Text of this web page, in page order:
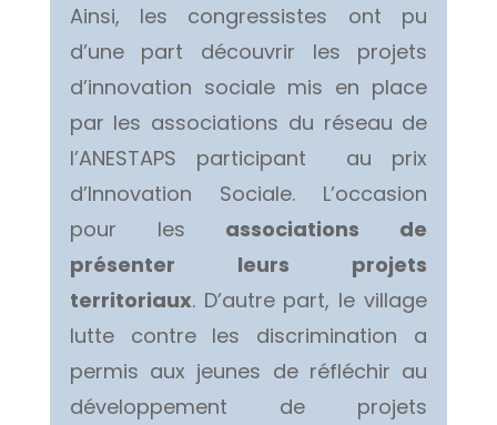
Ainsi, les congressistes ont pu
d’une part découvrir les projets
d’innovation sociale mis en place
par les associations du réseau de
l’ANESTAPS participant au prix
d’Innovation Sociale. L’occasion
pour les associations de
présenter leurs projets
territoriaux. D’autre part, le village
lutte contre les discrimination a
permis aux jeunes de réfléchir au
développement de projets